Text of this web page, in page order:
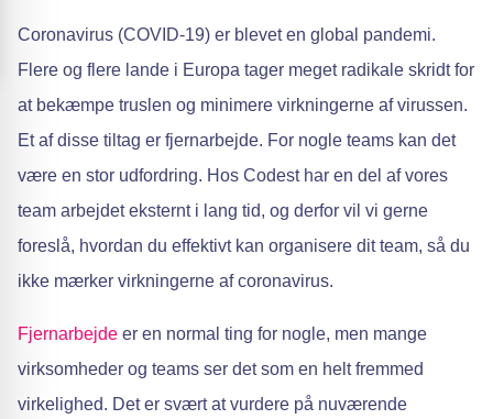
Coronavirus (COVID-19) er blevet en global pandemi.
Flere og flere lande i Europa tager meget radikale skridt for
at bekæmpe truslen og minimere virkningerne af virussen.
Et af disse tiltag er fjernarbejde. For nogle teams kan det
være en stor udfordring. Hos Codest har en del af vores
team arbejdet eksternt i lang tid, og derfor vil vi gerne
foreslå, hvordan du effektivt kan organisere dit team, så du
ikke mærker virkningerne af coronavirus.
Fjernarbejde er en normal ting for nogle, men mange
virksomheder og teams ser det som en helt fremmed
virkelighed. Det er svært at vurdere på nuværende